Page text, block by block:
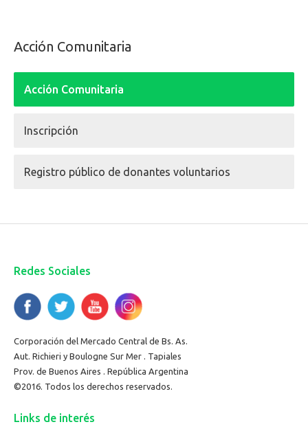
Acción Comunitaria
Acción Comunitaria
Inscripción
Registro público de donantes voluntarios
Redes Sociales
Corporación del Mercado Central de Bs. As.
Aut. Richieri y Boulogne Sur Mer . Tapiales
Prov. de Buenos Aires . República Argentina
©2016. Todos los derechos reservados.
Links de interés